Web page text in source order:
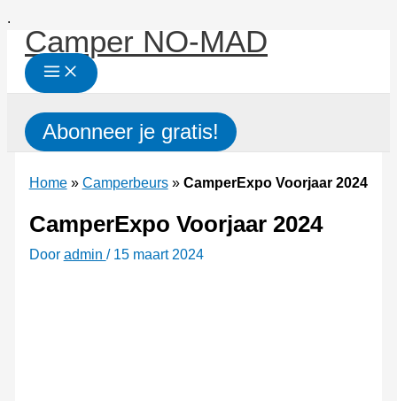
.
naar
inhoud
Camper NO-MAD
Abonneer je gratis!
Home» Camperbeurs» CamperExpo Voorjaar 2024
CamperExpo Voorjaar 2024
Door admin / 15 maart 2024